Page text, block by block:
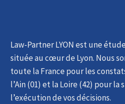
Law-Partner LYON est une
située au cœur de Lyon. ​Nous
toute la France pour les
l’Ain (01) et la Loire (42) pour
l’exécution de vos décisions.